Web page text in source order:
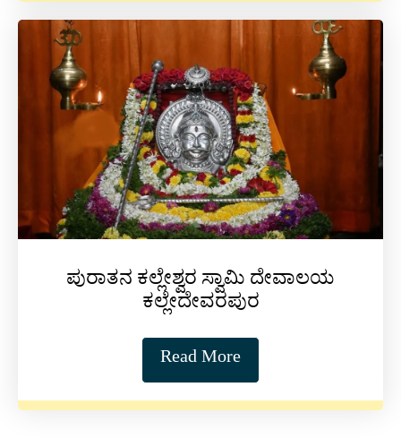
ಪುರಾತನ ಕಲ್ಲೇಶ್ವರ ಸ್ವಾಮಿ ದೇವಾಲಯ
ಕಲ್ಲೇದೇವರಪುರ
Read More